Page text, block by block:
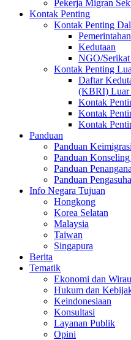
Pekerja Migran
Kontak Penting
Kontak Penting
Pemerintahan
Kedutaan
NGO/
Kontak Penting
Daftar
(KBRI) Luar
Kontak
Kontak
Kontak
Panduan
Panduan
Panduan
Panduan
Panduan
Info Negara Tujuan
Hongkong
Korea Selatan
Malaysia
Taiwan
Singapura
Berita
Tematik
Ekonomi dan
Hukum dan
Keindonesiaan
Konsultasi
Layanan Publik
Opini